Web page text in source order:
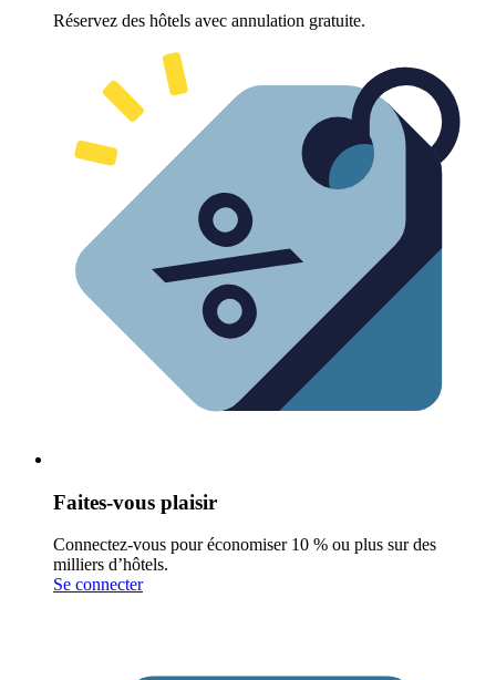
Réservez des hôtels avec annulation gratuite.
Faites-vous plaisir
Connectez-vous pour économiser 10 % ou plus sur des
milliers d’hôtels.
Se connecter